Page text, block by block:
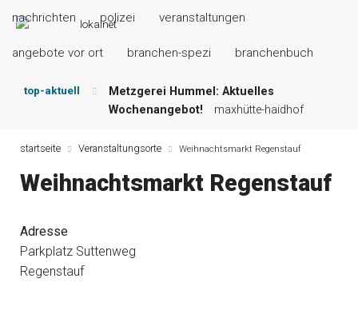
nachrichten polizei veranstaltungen
angebote vor ort branchen-spezi branchenbuch
top-aktuell
Metzgerei Hummel: Aktuelles
Wochenangebot!
maxhütte-haidhof
Grillspezialitäten u.v.m.!
kallmünz
und mehr …
burglengenfeld
Maxhütter Fischladen: Unser aktuelles
startseite Veranstaltungsorte Weihnachtsmarkt Regenstauf
Weihnachtsmarkt Regenstauf
Adresse
Parkplatz Suttenweg
Regenstauf